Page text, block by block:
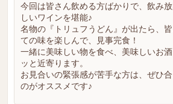
今回は皆さん飲める方ばかりで、飲み
しいワインを堪能♪
名物の『トリュフうどん』が出たら、
ての味を楽しんで、見事完食！
一緒に美味しい物を食べ、美味しいお
ッと近寄ります。
お見合いの緊張感が苦手な方は、ぜひ
のがオススメです♪